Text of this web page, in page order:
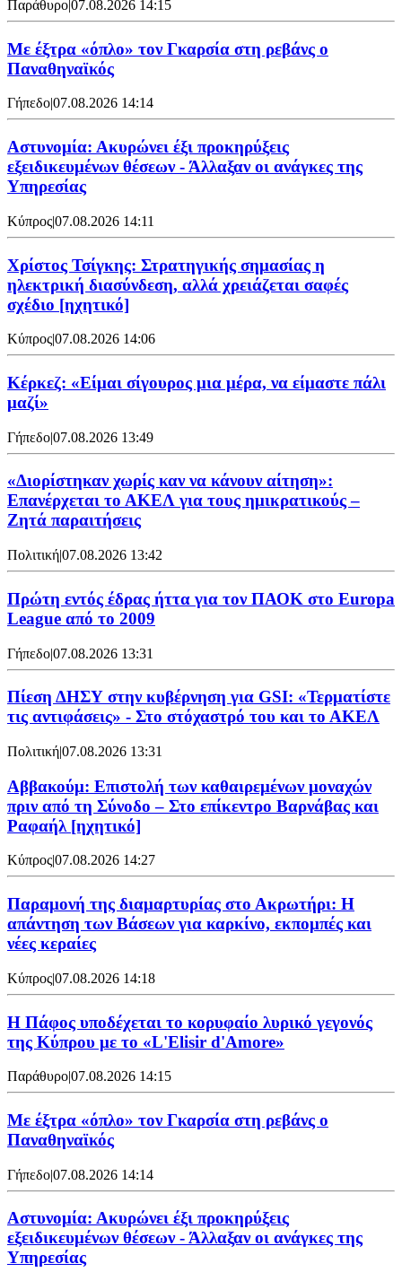
Παράθυρο07.08.2026 14:15
Mε έξτρα «όπλο» τον Γκαρσία στη ρεβάνς ο
Παναθηναϊκός
Γήπεδο|07.08.2026 14:14
Αστυνομία: Ακυρώνει έξι προκηρύξεις
εξειδικευμένων θέσεων - Άλλαξαν οι ανάγκες της
Υπηρεσίας
Κύπρος|07.08.2026 14:11
Χρίστος Τσίγκης: Στρατηγικής σημασίας η
ηλεκτρική διασύνδεση, αλλά χρειάζεται σαφές
σχέδιο [ηχητικό]
Κύπρος|07.08.2026 14:06
Κέρκεζ: «Είμαι σίγουρος μια μέρα, να είμαστε πάλι
μαζί»
Γήπεδο|07.08.2026 13:49
«Διορίστηκαν χωρίς καν να κάνουν αίτηση»:
Επανέρχεται το ΑΚΕΛ για τους ημικρατικούς –
Ζητά παραιτήσεις
Πολιτική|07.08.2026 13:42
Πρώτη εντός έδρας ήττα για τον ΠΑΟΚ στο Europa
League από το 2009
Γήπεδο|07.08.2026 13:31
Πίεση ΔΗΣΥ στην κυβέρνηση για GSI: «Τερματίστε
τις αντιφάσεις» - Στο στόχαστρό του και το ΑΚΕΛ
Πολιτική|07.08.2026 13:31
Αββακούμ: Επιστολή των καθαιρεμένων μοναχών
πριν από τη Σύνοδο – Στο επίκεντρο Βαρνάβας και
Ραφαήλ [ηχητικό]
Κύπρος|07.08.2026 14:27
Παραμονή της διαμαρτυρίας στο Ακρωτήρι: Η
απάντηση των Βάσεων για καρκίνο, εκπομπές και
νέες κεραίες
Κύπρος|07.08.2026 14:18
Η Πάφος υποδέχεται το κορυφαίο λυρικό γεγονός
της Κύπρου με το «L'Elisir d'Amore»
Παράθυρο|07.08.2026 14:15
Mε έξτρα «όπλο» τον Γκαρσία στη ρεβάνς ο
Παναθηναϊκός
Γήπεδο|07.08.2026 14:14
Αστυνομία: Ακυρώνει έξι προκηρύξεις
εξειδικευμένων θέσεων - Άλλαξαν οι ανάγκες της
Υπηρεσίας